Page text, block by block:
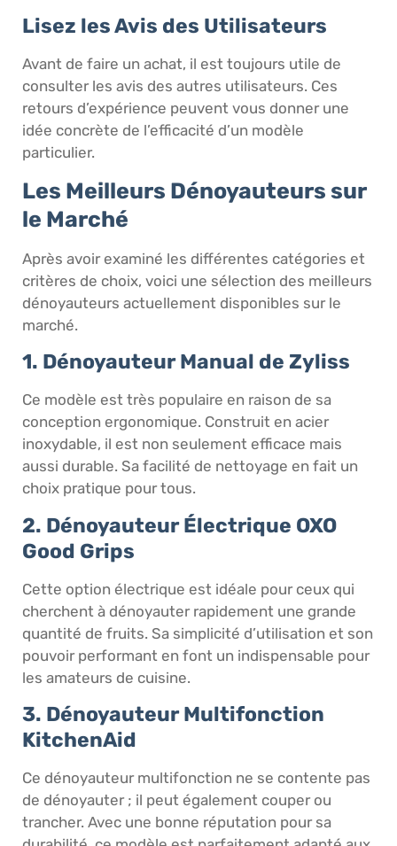
Lisez les Avis des Utilisateurs
Avant de faire un achat, il est toujours utile de
consulter les avis des autres utilisateurs. Ces
retours d’expérience peuvent vous donner une
idée concrète de l’efficacité d’un modèle
particulier.
Les Meilleurs Dénoyauteurs sur
le Marché
Après avoir examiné les différentes catégories et
critères de choix, voici une sélection des meilleurs
dénoyauteurs actuellement disponibles sur le
marché.
1. Dénoyauteur Manual de Zyliss
Ce modèle est très populaire en raison de sa
conception ergonomique. Construit en acier
inoxydable, il est non seulement efficace mais
aussi durable. Sa facilité de nettoyage en fait un
choix pratique pour tous.
2. Dénoyauteur Électrique OXO
Good Grips
Cette option électrique est idéale pour ceux qui
cherchent à dénoyauter rapidement une grande
quantité de fruits. Sa simplicité d’utilisation et son
pouvoir performant en font un indispensable pour
les amateurs de cuisine.
3. Dénoyauteur Multifonction
KitchenAid
Ce dénoyauteur multifonction ne se contente pas
de dénoyauter ; il peut également couper ou
trancher. Avec une bonne réputation pour sa